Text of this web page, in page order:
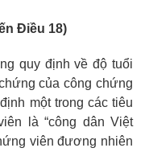
Điều 18)
quy định về độ tuổi
của công chứng
một trong các tiêu
là “công dân Việt
viên đương nhiên